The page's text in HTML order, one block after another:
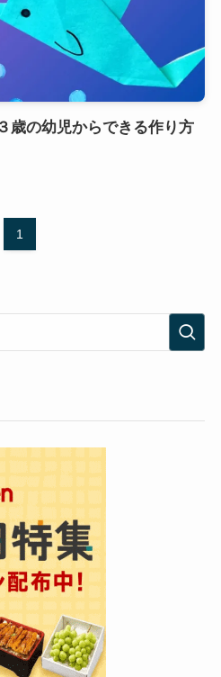
歳の幼児からできる作り方
1